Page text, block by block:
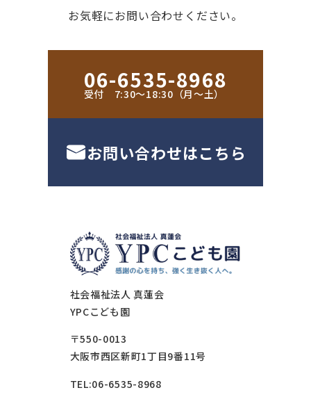
お気軽にお問い合わせください。
06-6535-8968
受付 7:30〜18:30（月〜土）
お問い合わせはこちら
社会福祉法人 真蓮会
YPCこども園
〒550-0013
大阪市西区新町1丁目9番11号
TEL:06-6535-8968